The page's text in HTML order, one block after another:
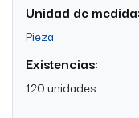
Unidad de medida:
Pieza
Existencias:
120 unidades